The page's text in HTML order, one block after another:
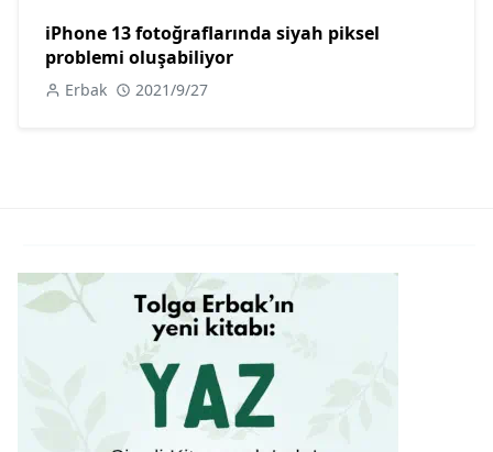
iPhone 13 fotoğraflarında siyah piksel
problemi oluşabiliyor
Erbak 2021/9/27